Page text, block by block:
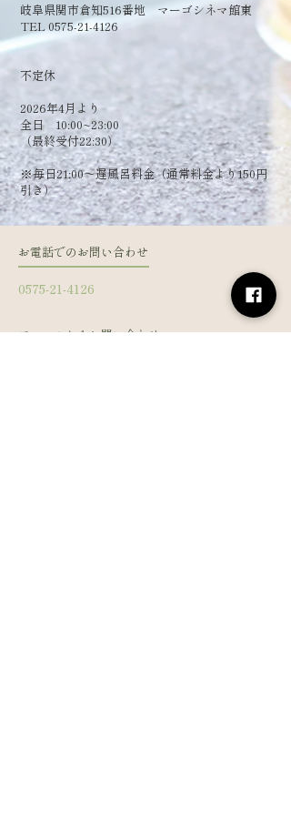
岐阜県関市倉知516番地 マーゴシネマ館東
TEL 0575-21-4126
​不定休
2026年4月より
全日 10:00~23:00
（最終受付22:30）
​※毎日21:00～遅風呂料金（通常料金より150円
引き）
お電話でのお問い合わせ
0575-21-4126
フォームからお問い合わせ